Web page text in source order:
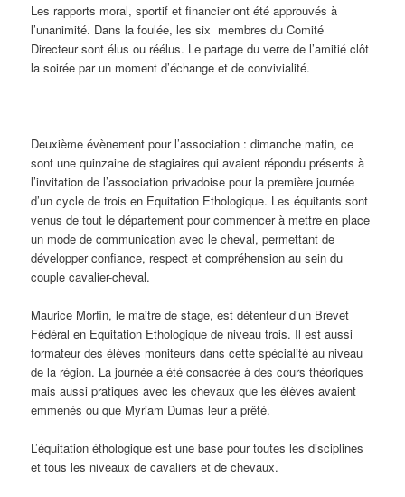
Les rapports moral, sportif et financier ont été approuvés à
l’unanimité. Dans la foulée, les six membres du Comité
Directeur sont élus ou réélus. Le partage du verre de l’amitié clôt
la soirée par un moment d’échange et de convivialité.
Deuxième évènement pour l’association : dimanche matin, ce
sont une quinzaine de stagiaires qui avaient répondu présents à
l’invitation de l’association privadoise pour la première journée
d’un cycle de trois en Equitation Ethologique. Les équitants sont
venus de tout le département pour commencer à mettre en place
un mode de communication avec le cheval, permettant de
développer confiance, respect et compréhension au sein du
couple cavalier-cheval.
Maurice Morfin, le maitre de stage, est détenteur d’un Brevet
Fédéral en Equitation Ethologique de niveau trois. Il est aussi
formateur des élèves moniteurs dans cette spécialité au niveau
de la région. La journée a été consacrée à des cours théoriques
mais aussi pratiques avec les chevaux que les élèves avaient
emmenés ou que Myriam Dumas leur a prêté.
L’équitation éthologique est une base pour toutes les disciplines
et tous les niveaux de cavaliers et de chevaux.